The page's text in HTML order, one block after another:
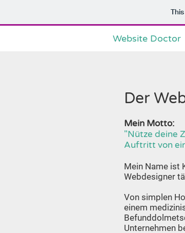
Website Doctor
Der
Mein Motto:
"Nütze deine
Auftritt von
Mein Name ist
Webdesigner
Von simplen
einem
Unternehmen